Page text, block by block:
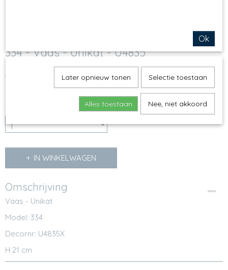
334 - Vaas - Unikat - U4835
€ 89,50 € 58,18 (inclusief btw 21%)
Aantal
IN WINKELWAGEN
Omschrijving
Vaas - Unikat
Model: 334
Decornr: U4835X
H 21 cm
Ok
Later opnieuw tonen Selectie toestaan
Alles toestaan Nee, niet akkoord